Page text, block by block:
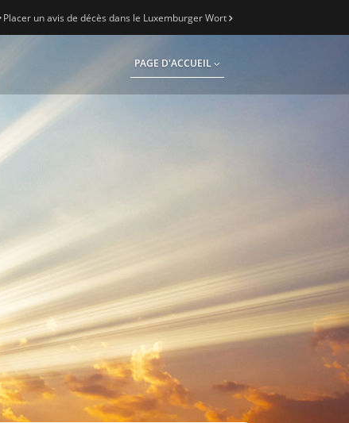
Placer un avis de décès dans le Luxemburger Wort
PAGE D'ACCUEIL